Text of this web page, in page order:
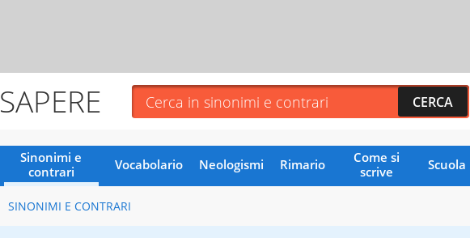
SAPERE
Sinonimi e
contrari
Vocabolario Neologismi Rimario
Come si
scrive
Scuola
SINONIMI E CONTRARI